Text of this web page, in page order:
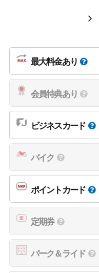
最大料金あり
会員特典あり
ビジネスカード
バイク
ポイントカード
定期券
パーク＆ライド